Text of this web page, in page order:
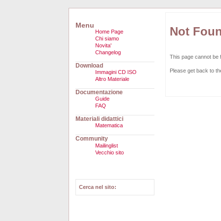
Menu
Home Page
Chi siamo
Novita'
Changelog
Download
Immagini CD ISO
Altro Materiale
Documentazione
Guide
FAQ
Materiali didattici
Matematica
Community
Mailinglist
Vecchio sito
Cerca nel sito:
Not
This page cannot be
Please get back to